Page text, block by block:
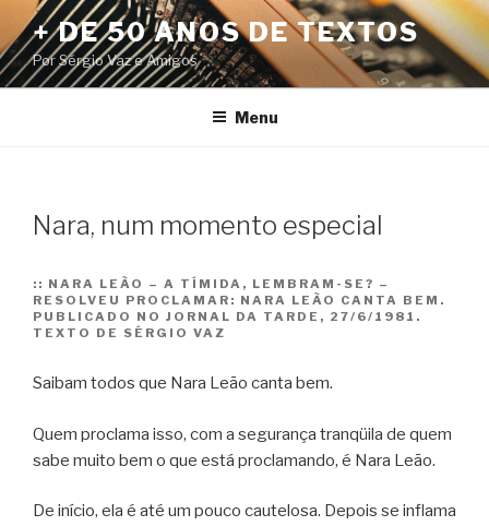
Pular
para
o
conteúdo
+ DE 50 ANOS DE TEXTOS
Por Sérgio Vaz e Amigos
Menu
Nara, num momento especial
:: NARA LEÃO – A TÍMIDA, LEMBRAM-SE? –
RESOLVEU PROCLAMAR: NARA LEÃO CANTA BEM.
PUBLICADO NO JORNAL DA TARDE, 27/6/1981.
TEXTO DE SÉRGIO VAZ
Saibam todos que Nara Leão canta bem.
Quem proclama isso, com a segurança tranqüila de quem
sabe muito bem o que está proclamando, é Nara Leão.
De início, ela é até um pouco cautelosa. Depois se inflama